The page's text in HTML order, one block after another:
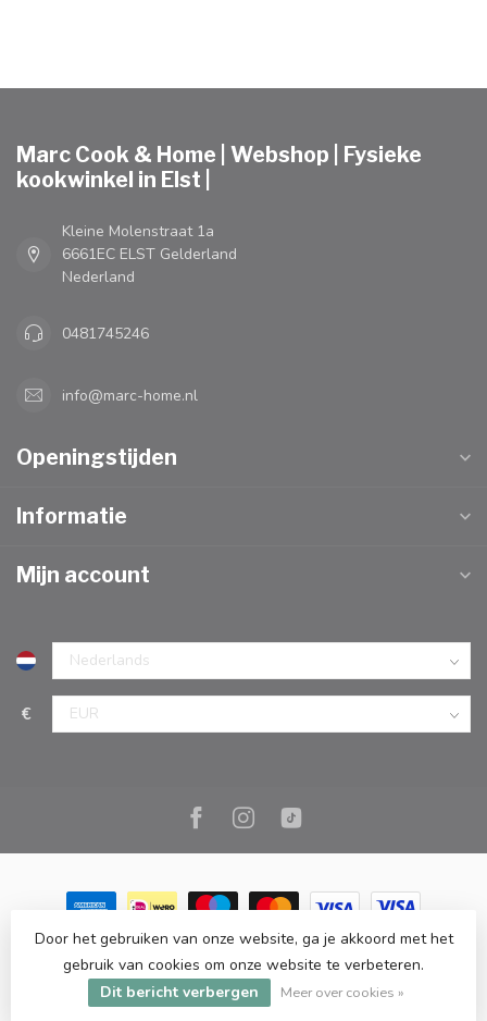
Marc Cook & Home | Webshop | Fysieke
kookwinkel in Elst |
Kleine Molenstraat 1a
6661EC ELST Gelderland
Nederland
0481745246
info@marc-home.nl
Openingstijden
Informatie
Mijn account
€
© Copyright 2026 Marc Cook & Home | Webshop | Fysieke
kookwinkel in Elst |- Powered byLightspeed-Lightspeed design
byDyvelopment
Door het gebruiken van onze website, ga je akkoord met het
gebruik van cookies om onze website te verbeteren.
Dit bericht verbergen
Meer over cookies »